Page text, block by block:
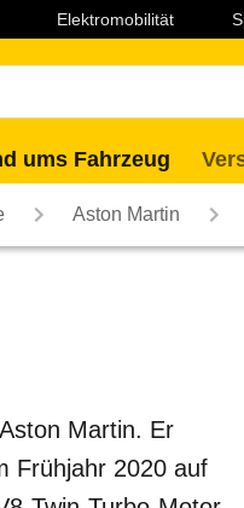
Elektromobilität
ums Fahrzeug
Aston Martin
Martin. Er
Frühjahr 2020 auf